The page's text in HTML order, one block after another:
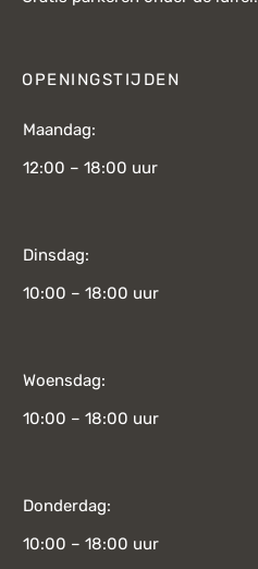
OPENINGSTIJDEN
Maandag:
12:00 – 18:00 uur
Dinsdag:
10:00 – 18:00 uur
Woensdag:
10:00 – 18:00 uur
Donderdag:
10:00 – 18:00 uur